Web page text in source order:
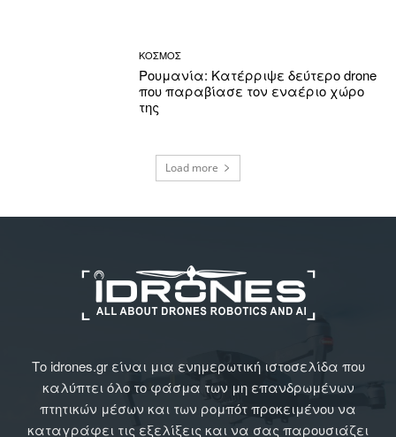
ΚΟΣΜΟΣ
Ρουμανία: Κατέρριψε δεύτερο drone
που παραβίασε τον εναέριο χώρο
της
Load more
Το idrones.gr είναι μια ενημερωτική ιστοσελίδα που
καλύπτει όλο το φάσμα των μη επανδρωμένων
πτητικών μέσων και των ρομπότ προκειμένου να
καταγράφει τις εξελίξεις και να σας παρουσιάζει